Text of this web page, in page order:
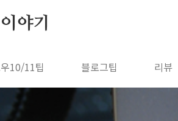
야기
10/11팁 블로그팁 리뷰